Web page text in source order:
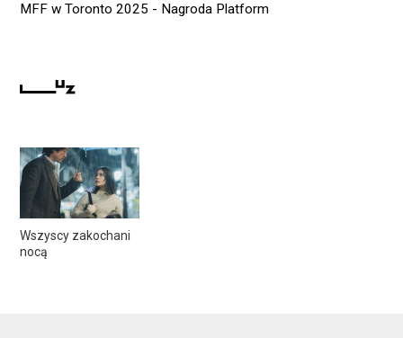
Wszyscy zakochani
nocą
MFF w Toronto 2025 - Nagroda Platform